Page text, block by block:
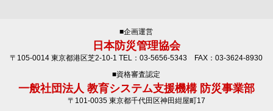
■企画運営
日本防災管理協会
〒105-0014 東京都港区芝2-10-1 TEL：03-5656-5343 FAX：03-3624-8930
■資格審査認定
一般社団法人 教育システム支援機構 防災事業部
〒101-0035 東京都千代田区神田紺屋町17